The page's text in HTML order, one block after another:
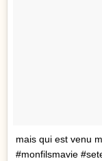
mais qui est venu
#monfilsmavie